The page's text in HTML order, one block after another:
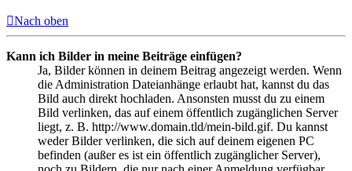
Nach oben
Kann ich Bilder in meine Beiträge einfügen?
Ja, Bilder können in deinem Beitrag angezeigt werden. Wenn
die Administration Dateianhänge erlaubt hat, kannst du das
Bild auch direkt hochladen. Ansonsten musst du zu einem
Bild verlinken, das auf einem öffentlich zugänglichen Server
liegt, z. B. http://www.domain.tld/mein-bild.gif. Du kannst
weder Bilder verlinken, die sich auf deinem eigenen PC
befinden (außer es ist ein öffentlich zugänglicher Server),